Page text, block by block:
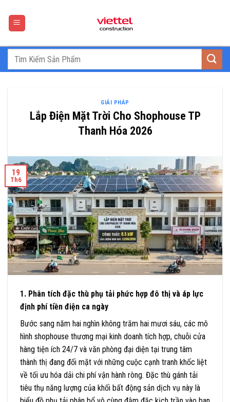
content
GIẢI PHÁP
Lắp Điện Mặt Trời Cho Shophouse TP
Thanh Hóa 2026
19
Th6
1. Phân tích đặc thù phụ tải phức hợp đô thị và áp lực
định phí tiền điện ca ngày
Bước sang năm hai nghìn không trăm hai mươi sáu, các mô
hình shophouse thương mại kinh doanh tích hợp, chuỗi cửa
hàng tiện ích 24/7 và văn phòng đại diện tại trung tâm
thành thị đang đối mặt với những cuộc cạnh tranh khốc liệt
về tối ưu hóa dải chi phí vận hành ròng. Đặc thù gánh tải
tiêu thụ năng lượng của khối bất động sản dịch vụ này là